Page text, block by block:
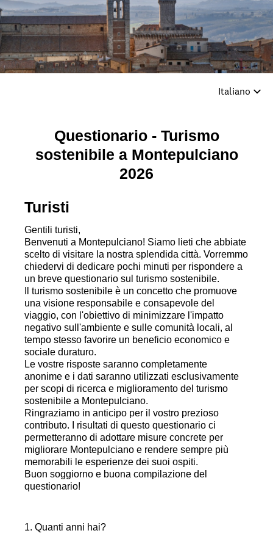
Questionario - Turismo
sostenibile a Montepulciano
2026
Turisti
Gentili turisti,
Benvenuti a Montepulciano! Siamo lieti che abbiate
scelto di visitare la nostra splendida città. Vorremmo
chiedervi di dedicare pochi minuti per rispondere a
un breve questionario sul turismo sostenibile.
Il turismo sostenibile è un concetto che promuove
una visione responsabile e consapevole del
viaggio, con l'obiettivo di minimizzare l'impatto
negativo sull'ambiente e sulle comunità locali, al
tempo stesso favorire un beneficio economico e
sociale duraturo.
Le vostre risposte saranno completamente
anonime e i dati saranno utilizzati esclusivamente
per scopi di ricerca e miglioramento del turismo
sostenibile a Montepulciano.
Ringraziamo in anticipo per il vostro prezioso
contributo. I risultati di questo questionario ci
permetteranno di adottare misure concrete per
migliorare Montepulciano e rendere sempre più
memorabili le esperienze dei suoi ospiti.
Buon soggiorno e buona compilazione del
questionario!
1. Quanti anni hai?